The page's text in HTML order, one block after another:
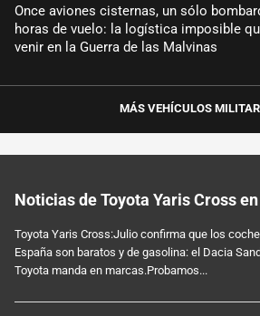
Once aviones cisternas, un sólo
horas de vuelo: la logística imposible
venir en la Guerra de las Malvinas
MÁS VEHÍCULOS
Noticias de Toyota Yaris Cross
Toyota Yaris Cross:Julio confirma que los
España son baratos y de gasolina: el Dacia
Toyota manda en marcas.Probamos...